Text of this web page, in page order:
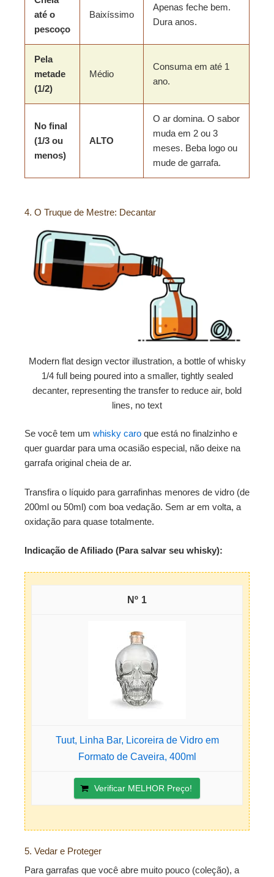
até o
pescoço
Baixíssimo
Apenas feche bem.
Dura anos.
Pela
metade
(1/2)
Médio
Consuma em até 1
ano.
No final
(1/3 ou
menos)
ALTO
O ar domina. O sabor
muda em 2 ou 3
meses. Beba logo ou
mude de garrafa.
4. O Truque de Mestre: Decantar
Modern flat design vector illustration, a bottle of whisky
1/4 full being poured into a smaller, tightly sealed
decanter, representing the transfer to reduce air, bold
lines, no text
Se você tem um whisky caro que está no finalzinho e
quer guardar para uma ocasião especial, não deixe na
garrafa original cheia de ar.
Transfira o líquido para garrafinhas menores de vidro (de
200ml ou 50ml) com boa vedação. Sem ar em volta, a
oxidação para quase totalmente.
Indicação de Afiliado (Para salvar seu whisky):
1
Tuut, Linha Bar, Licoreira de Vidro em
Formato de Caveira, 400ml
Verificar MELHOR Preço!
5. Vedar e Proteger
Para garrafas que você abre muito pouco (coleção), a